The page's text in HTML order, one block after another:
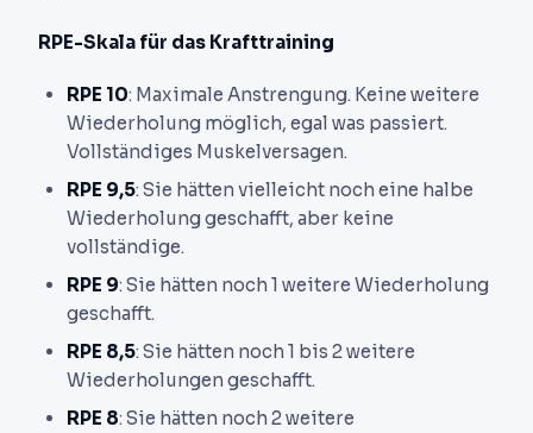
RPE-Skala für das Krafttraining
RPE 10: Maximale Anstrengung. Keine weitere
Wiederholung möglich, egal was passiert.
Vollständiges Muskelversagen.
RPE 9,5: Sie hätten vielleicht noch eine halbe
Wiederholung geschafft, aber keine
vollständige.
RPE 9: Sie hätten noch 1 weitere Wiederholung
geschafft.
RPE 8,5: Sie hätten noch 1 bis 2 weitere
Wiederholungen geschafft.
RPE 8: Sie hätten noch 2 weitere